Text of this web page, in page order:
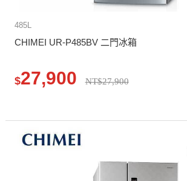
485L
CHIMEI UR-P485BV 二門冰箱
$27,900 NT$27,900